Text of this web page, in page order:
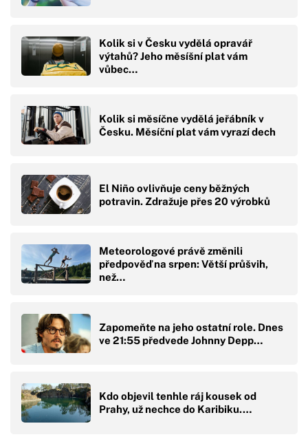
Kolik si v Česku vydělá opravář
výtahů? Jeho měsíšní plat vám
vůbec…
Kolik si měsíčne vydělá jeřábník v
Česku. Měsíční plat vám vyrazí dech
El Niño ovlivňuje ceny běžných
potravin. Zdražuje přes 20 výrobků
Meteorologové právě změnili
předpověď na srpen: Větší průšvih,
než…
Zapomeňte na jeho ostatní role. Dnes
ve 21:55 předvede Johnny Depp…
Kdo objevil tenhle ráj kousek od
Prahy, už nechce do Karibiku.…